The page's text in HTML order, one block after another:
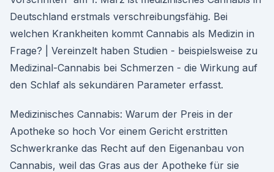
Deutschland erstmals verschreibungsfähig. Bei
welchen Krankheiten kommt Cannabis als Medizin in
Frage? | Vereinzelt haben Studien - beispielsweise zu
Medizinal-Cannabis bei Schmerzen - die Wirkung auf
den Schlaf als sekundären Parameter erfasst.
Medizinisches Cannabis: Warum der Preis in der
Apotheke so hoch Vor einem Gericht erstritten
Schwerkranke das Recht auf den Eigenanbau von
Cannabis, weil das Gras aus der Apotheke für sie